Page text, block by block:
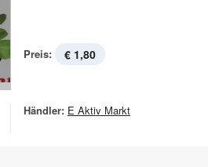
Preis: € 1,80
Händler: E Aktiv Markt